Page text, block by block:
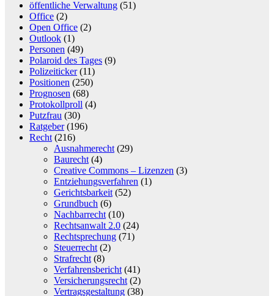
öffentliche Verwaltung (51)
Office (2)
Open Office (2)
Outlook (1)
Personen (49)
Polaroid des Tages (9)
Polizeiticker(11)
Positionen (250)
Prognosen (68)
Protokollproll (4)
Putzfrau (30)
Ratgeber(196)
Recht (216)
Ausnahmerecht (29)
Baurecht (4)
Creative Commons – Lizenzen (3)
Entziehungsverfahren (1)
Gerichtsbarkeit (52)
Grundbuch (6)
Nachbarrecht (10)
Rechtsanwalt 2.0 (24)
Rechtsprechung (71)
Steuerrecht (2)
Strafrecht (8)
Verfahrensbericht (41)
Versicherungsrecht (2)
Vertragsgestaltung (38)